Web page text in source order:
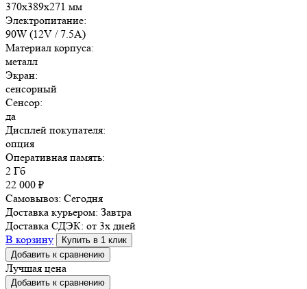
370x389x271 мм
Электропитание:
90W (12V / 7.5A)
Материал корпуса:
металл
Экран:
сенсорный
Сенсор:
да
Дисплей покупателя:
опция
Оперативная память:
2 Гб
22 000 ₽
Самовывоз: Сегодня
Доставка курьером: Завтра
Доставка СДЭК: от 3х дней
В корзину
Купить в 1 клик
Добавить к сравнению
Лучшая цена
Добавить к сравнению